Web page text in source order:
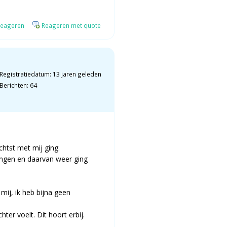
Reageren met quote
13 jaren geleden
64
met mij ging.
en daarvan weer ging
ik heb bijna geen
voelt. Dit hoort erbij.